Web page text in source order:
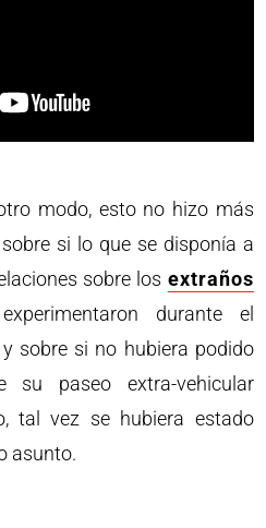
modo, esto no hizo más
si lo que se disponía a
sobre los extraños
durante el
sobre si no hubiera podido
paseo extra-vehicular
tal vez se hubiera estado
asunto.